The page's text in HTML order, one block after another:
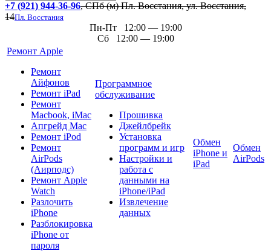
+7 (921) 944-36-96, СПб (м) Пл. Восстания, ул. Восстания,
14Пл. Восстания
Пн-Пт 12:00 — 19:00
Сб 12:00 — 19:00
Ремонт Apple
Ремонт
Айфонов
Ремонт iPad
Ремонт
Macbook, iMac
Апгрейд Mac
Ремонт iPod
Ремонт
AirPods
(Аирподс)
Ремонт Apple
Watch
Разлочить
iPhone
Разблокировка
iPhone от
пароля
Программное
обслуживание
Прошивка
Джейлбрейк
Установка
программ и игр
Настройки и
работа с
данными на
iPhone/iPad
Извлечение
данных
Обмен
iPhone и
iPad
Обмен
AirPods